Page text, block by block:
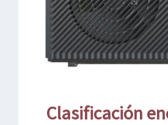
Clasificación